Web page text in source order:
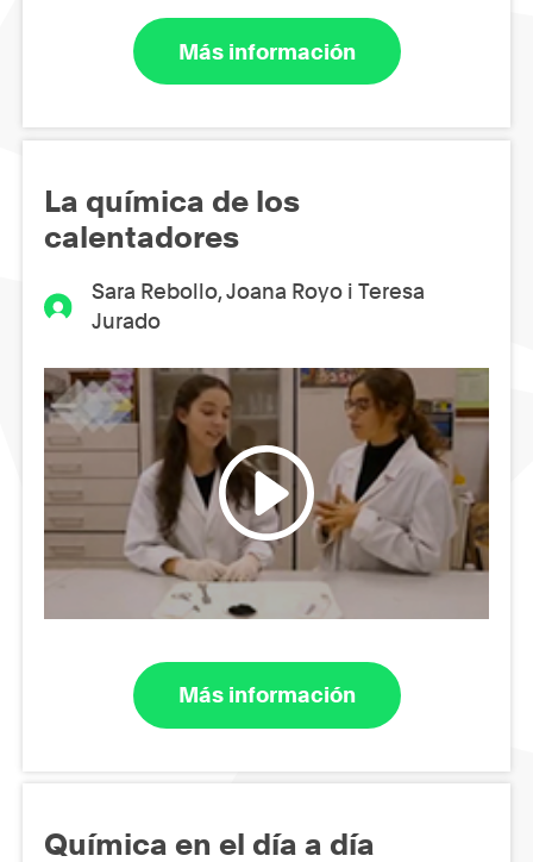
Más información
La química de los
calentadores
Sara Rebollo, Joana Royo i Teresa
Jurado
Más información
Química en el día a día